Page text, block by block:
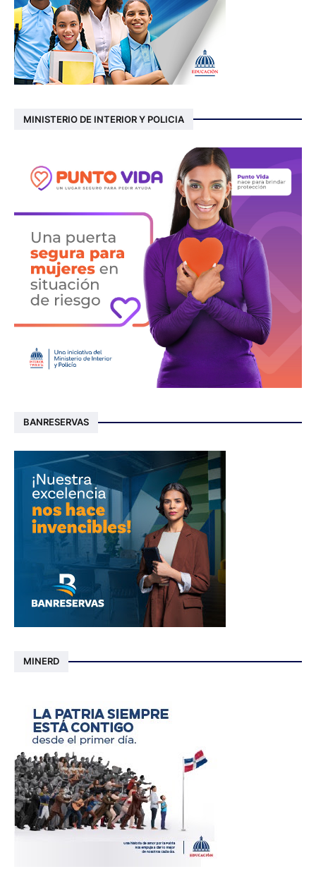
MINISTERIO DE INTERIOR Y POLICIA
BANRESERVAS
MINERD